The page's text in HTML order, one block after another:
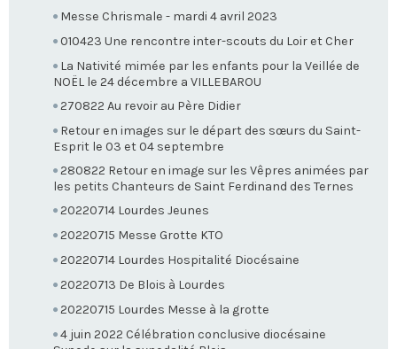
Messe Chrismale - mardi 4 avril 2023
010423 Une rencontre inter-scouts du Loir et Cher
La Nativité mimée par les enfants pour la Veillée de
NOËL le 24 décembre a VILLEBAROU
270822 Au revoir au Père Didier
Retour en images sur le départ des sœurs du Saint-
Esprit le 03 et 04 septembre
280822 Retour en image sur les Vêpres animées par
les petits Chanteurs de Saint Ferdinand des Ternes
20220714 Lourdes Jeunes
20220715 Messe Grotte KTO
20220714 Lourdes Hospitalité Diocésaine
20220713 De Blois à Lourdes
20220715 Lourdes Messe à la grotte
4 juin 2022 Célébration conclusive diocésaine